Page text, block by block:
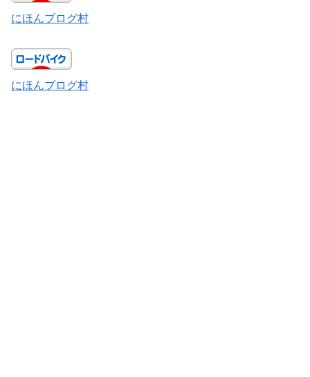
にほんブログ村
にほんブログ村